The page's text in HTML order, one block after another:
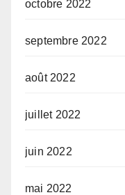
octobre 2022
septembre 2022
août 2022
juillet 2022
juin 2022
mai 2022